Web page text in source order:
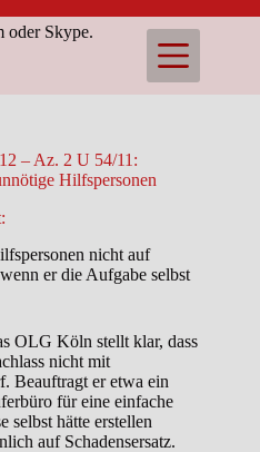
oder Skype.
– Az. 2 U 54/11:
Hilfspersonen
nicht auf
er die Aufgabe selbst
OLG Köln stellt klar, dass
nicht mit
Beauftragt er etwa ein
für eine einfache
selbst hätte erstellen
auf Schadensersatz.